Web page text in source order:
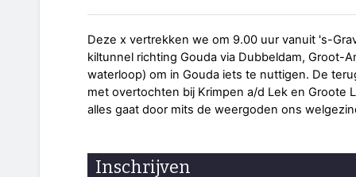
Deze x vertrekken we om 9.00 uur vanuit 's-
kiltunnel richting Gouda via Dubbeldam, Groot-
waterloop) om in Gouda iets te nuttigen. De
met overtochten bij Krimpen a/d Lek en Groote
alles gaat door mits de weergoden ons
Inschrijven